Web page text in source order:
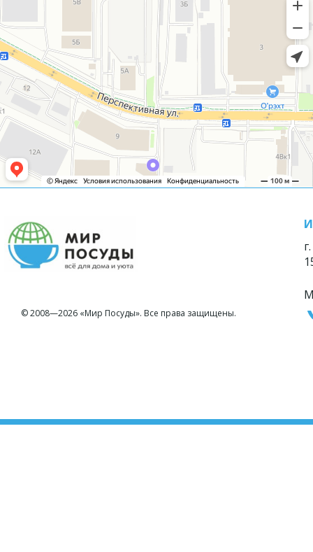
© 2008—2026 «Мир Посуды». Все права защищены.